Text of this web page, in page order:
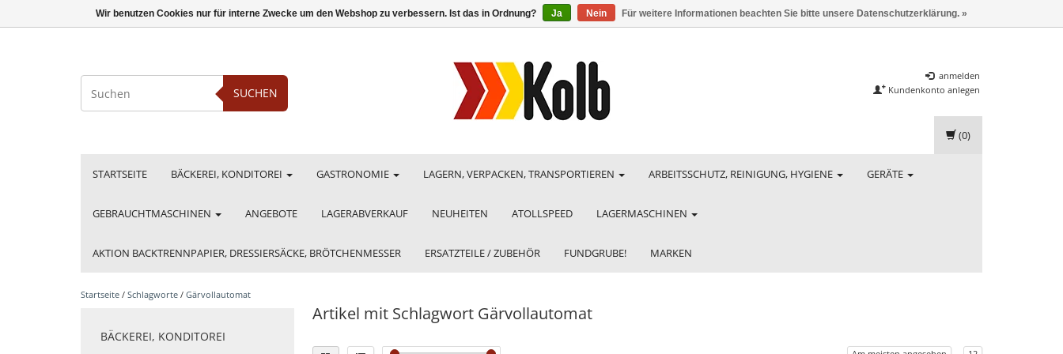
SUCHEN
anmelden
Kundenkonto anlegen
STARTSEITE BÄCKEREI, KONDITOREI GASTRONOMIE LAGERN, VERPACKEN, TRANSPORTIEREN ARBEITSSCHUTZ, REINIGUNG, HYGIENE GERÄTE
GEBRAUCHTMASCHINEN ANGEBOTE LAGERABVERKAUF NEUHEITEN ATOLLSPEED LAGERMASCHINEN
AKTION BACKTRENNPAPIER, DRESSIERSÄCKE, BRÖTCHENMESSER ERSATZTEILE / ZUBEHÖR FUNDGRUBE! MARKEN
(0)
Startseite / Schlagworte / Gärvollautomat
BÄCKEREI, KONDITOREI
Artikel mit Schlagwort Gärvollautomat
Wir benutzen Cookies nur für interne Zwecke um den Webshop zu verbessern. Ist das in Ordnung? Ja Nein Für weitere Informationen beachten Sie bitte unsere Datenschutzerklärung. »